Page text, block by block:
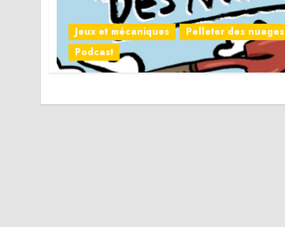
Jeux et mécaniques
Pelleter des nuages
Podcast